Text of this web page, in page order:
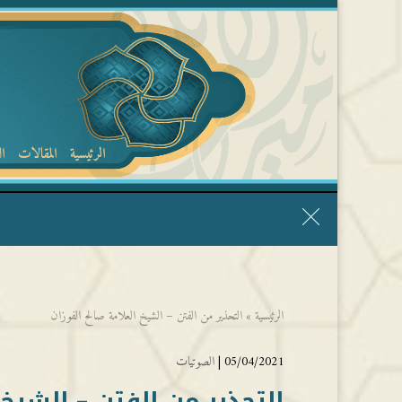
الرئيسية المقالات
الرئيسية » التحذير من الفتن – الشيخ العلامة صالح الفوزان
05/04/2021 | الصوتيات